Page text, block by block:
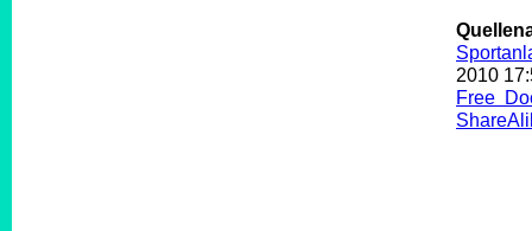
2010
Free